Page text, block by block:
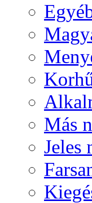
Más
Jeles